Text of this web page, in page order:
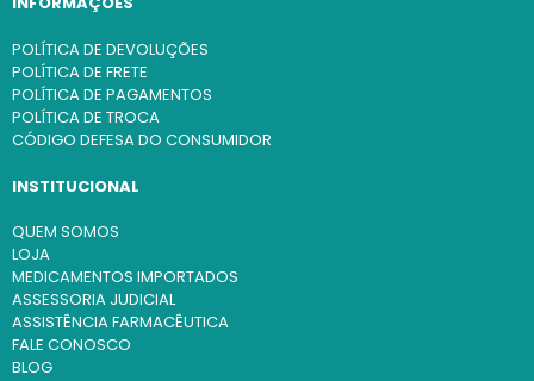
POLÍTICA DE DEVOLUÇÕES
POLÍTICA DE FRETE
POLÍTICA DE PAGAMENTOS
POLÍTICA DE TROCA
CÓDIGO DEFESA DO CONSUMIDOR
INSTITUCIONAL
QUEM SOMOS
LOJA
MEDICAMENTOS IMPORTADOS
ASSESSORIA JUDICIAL
ASSISTÊNCIA FARMACÊUTICA
FALE CONOSCO
BLOG